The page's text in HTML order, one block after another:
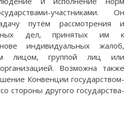
участниками. Он
путём рассмотрения и
дел, принятых им к
индивидуальных жалоб,
лицом, группой лиц или
Возможна также
Конвенции государством-
стороны другого государства-